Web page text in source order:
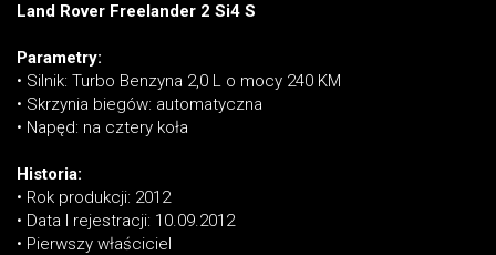
Land Rover Freelander 2 Si4 S
Parametry:
• Silnik: Turbo Benzyna 2,0 L o mocy 240 KM
• Skrzynia biegów: automatyczna
• Napęd: na cztery koła
Historia:
• Rok produkcji: 2012
• Data I rejestracji: 10.09.2012
• Pierwszy właściciel